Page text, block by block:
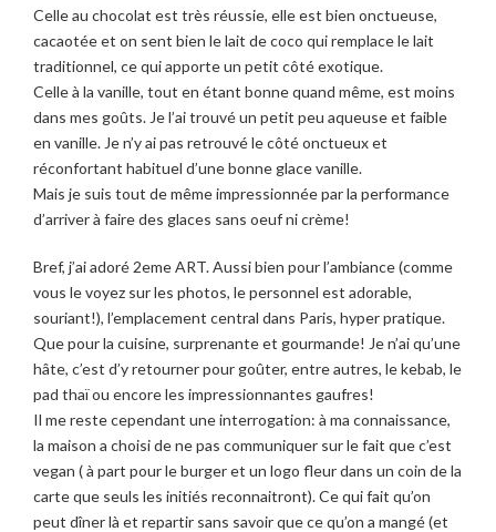
Celle au chocolat est très réussie, elle est bien onctueuse,
cacaotée et on sent bien le lait de coco qui remplace le lait
traditionnel, ce qui apporte un petit côté exotique.
Celle à la vanille, tout en étant bonne quand même, est moins
dans mes goûts. Je l’ai trouvé un petit peu aqueuse et faible
en vanille. Je n’y ai pas retrouvé le côté onctueux et
réconfortant habituel d’une bonne glace vanille.
Mais je suis tout de même impressionnée par la performance
d’arriver à faire des glaces sans oeuf ni crème!
Bref, j’ai adoré 2eme ART. Aussi bien pour l’ambiance (comme
vous le voyez sur les photos, le personnel est adorable,
souriant!), l’emplacement central dans Paris, hyper pratique.
Que pour la cuisine, surprenante et gourmande! Je n’ai qu’une
hâte, c’est d’y retourner pour goûter, entre autres, le kebab, le
pad thaï ou encore les impressionnantes gaufres!
Il me reste cependant une interrogation: à ma connaissance,
la maison a choisi de ne pas communiquer sur le fait que c’est
vegan ( à part pour le burger et un logo fleur dans un coin de la
carte que seuls les initiés reconnaitront). Ce qui fait qu’on
peut dîner là et repartir sans savoir que ce qu’on a mangé (et